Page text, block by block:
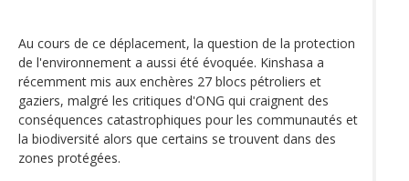
Au cours de ce déplacement, la question de la protection
de l'environnement a aussi été évoquée. Kinshasa a
récemment mis aux enchères 27 blocs pétroliers et
gaziers, malgré les critiques d'ONG qui craignent des
conséquences catastrophiques pour les communautés et
la biodiversité alors que certains se trouvent dans des
zones protégées.